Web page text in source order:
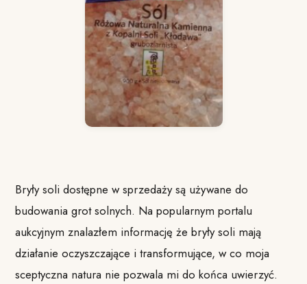
Bryły soli dostępne w sprzedaży są używane do
budowania grot solnych. Na popularnym portalu
aukcyjnym znalazłem informację że bryły soli mają
działanie oczyszczające i transformujące, w co moja
sceptyczna natura nie pozwala mi do końca uwierzyć.